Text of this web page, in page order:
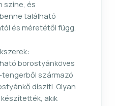
színe, és
található
és méretétől függ.
borostyánköves
származó
díszíti. Olyan
akik